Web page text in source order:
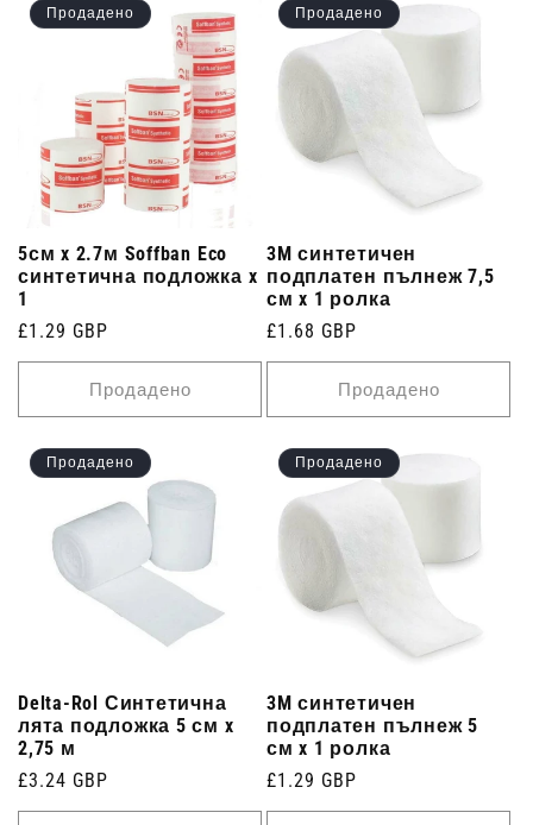
Продадено
5см x 2.7м Soffban Eco
синтетична подложка x
1
Редовна
цена
£1.29 GBP
Продадено
Продадено
3M синтетичен
подплатен пълнеж 7,5
см x 1 ролка
Редовна
цена
£1.68 GBP
Продадено
Продадено
Delta-Rol Синтетична
лята подложка 5 см x
2,75 м
Редовна
цена
£3.24 GBP
Продадено
3M синтетичен
подплатен пълнеж 5
см x 1 ролка
Редовна
цена
£1.29 GBP